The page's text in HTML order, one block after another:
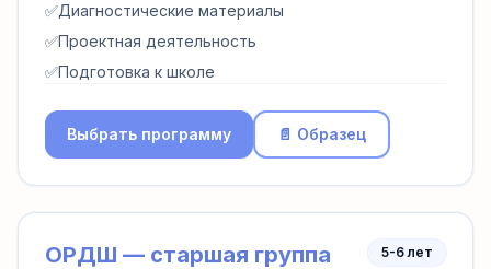
✅Диагностические материалы
✅Проектная деятельность
✅Подготовка к школе
Выбрать программу 📄 Образец
ОРДШ — старшая группа 5-6 лет